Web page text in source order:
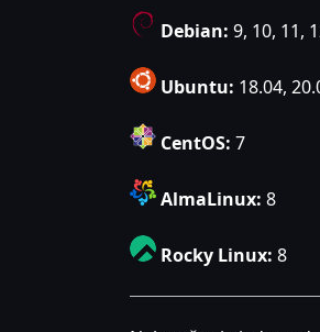
Debian: 9, 10, 11,
Ubuntu: 18.04,
CentOS: 7
AlmaLinux: 8
Rocky Linux: 8